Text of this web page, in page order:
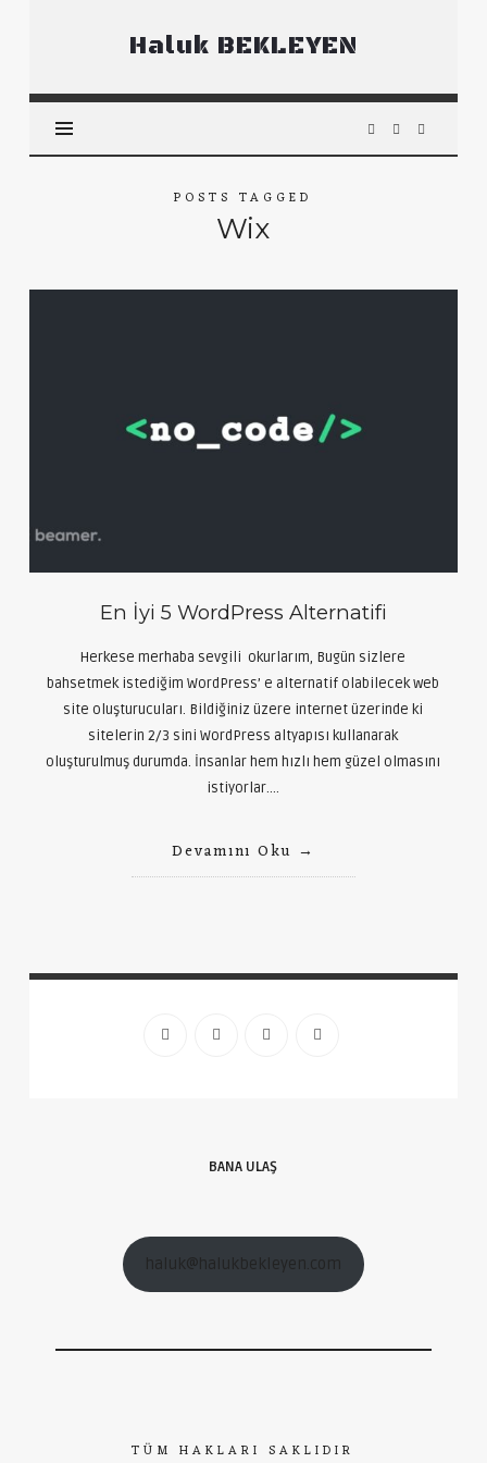
Haluk
Haluk BEKLEYEN
POSTS TAGGED
Wix
En İyi 5 WordPress Alternatifi
Herkese merhaba sevgili okurlarım, Bugün sizlere
bahsetmek istediğim WordPress’ e alternatif olabilecek web
site oluşturucuları. Bildiğiniz üzere internet üzerinde ki
sitelerin 2/3 sini WordPress altyapısı kullanarak
oluşturulmuş durumda. İnsanlar hem hızlı hem güzel olmasını
istiyorlar….
Devamını Oku
BANA ULAŞ
haluk@halukbekleyen.com
TÜM HAKLARI SAKLIDIR